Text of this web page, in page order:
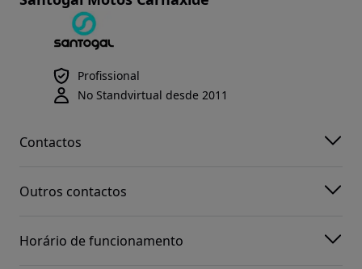
Profissional
No Standvirtual desde 2011
Contactos
Outros contactos
Horário de funcionamento